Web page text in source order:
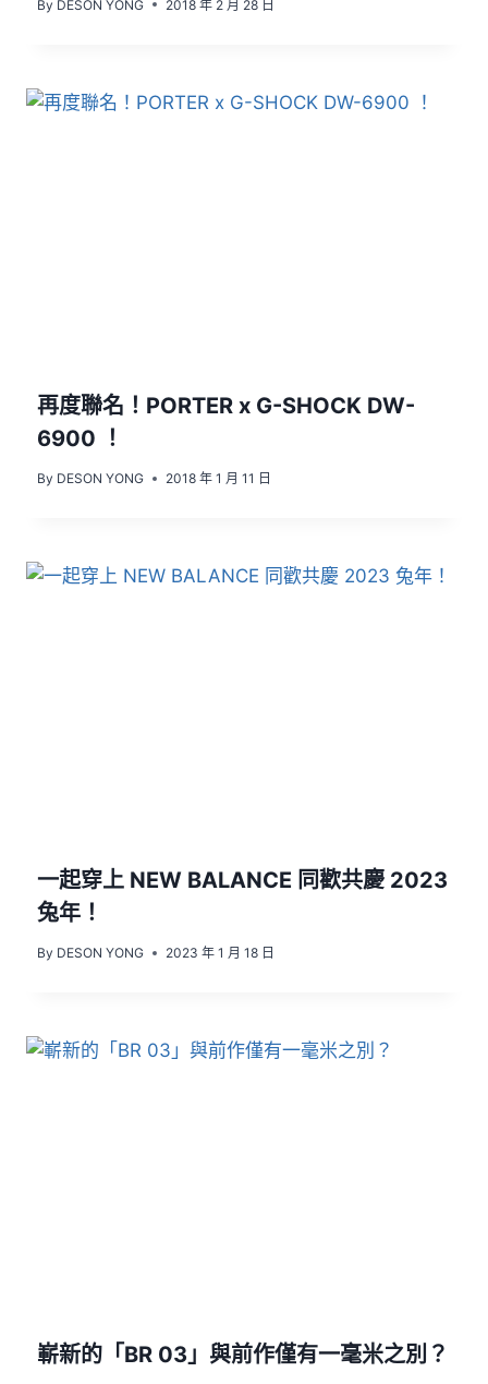
By DESON YONG 2018 年 2 月 28 日
再度聯名！PORTER x G-SHOCK DW-
6900 ！
By DESON YONG 2018 年 1 月 11 日
一起穿上 NEW BALANCE 同歡共慶 2023
兔年！
By DESON YONG 2023 年 1 月 18 日
嶄新的「BR 03」與前作僅有一毫米之別？